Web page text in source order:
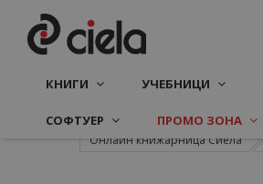
КНИГИ УЧЕБНИЦИ
СОФТУЕР ПРОМО ЗОНА
Онлайн книжарница Сиела